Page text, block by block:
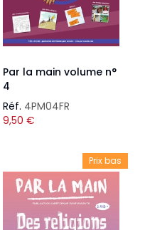
Par la main volume n°
4
Réf. 4PM04FR
9,50 €
Prix bas